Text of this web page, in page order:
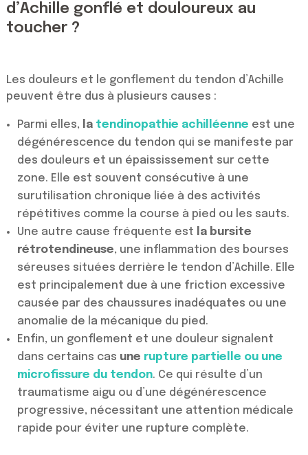
d’Achille gonflé et douloureux au
toucher ?
Les douleurs et le gonflement du tendon d’Achille
peuvent être dus à plusieurs causes :
Parmi elles, la tendinopathie achilléenne est une
dégénérescence du tendon qui se manifeste par
des douleurs et un épaississement sur cette
zone. Elle est souvent consécutive à une
surutilisation chronique liée à des activités
répétitives comme la course à pied ou les sauts.
Une autre cause fréquente est
la bursite
rétrotendineuse, une inflammation des bourses
séreuses situées derrière le tendon d’Achille. Elle
est principalement due à une friction excessive
causée par des chaussures inadéquates ou une
anomalie de la mécanique du pied.
Enfin, un gonflement et une douleur signalent
dans certains cas une rupture partielle ou une
microfissure du tendon. Ce qui résulte d’un
traumatisme aigu ou d’une dégénérescence
progressive, nécessitant une attention médicale
rapide pour éviter une rupture complète.